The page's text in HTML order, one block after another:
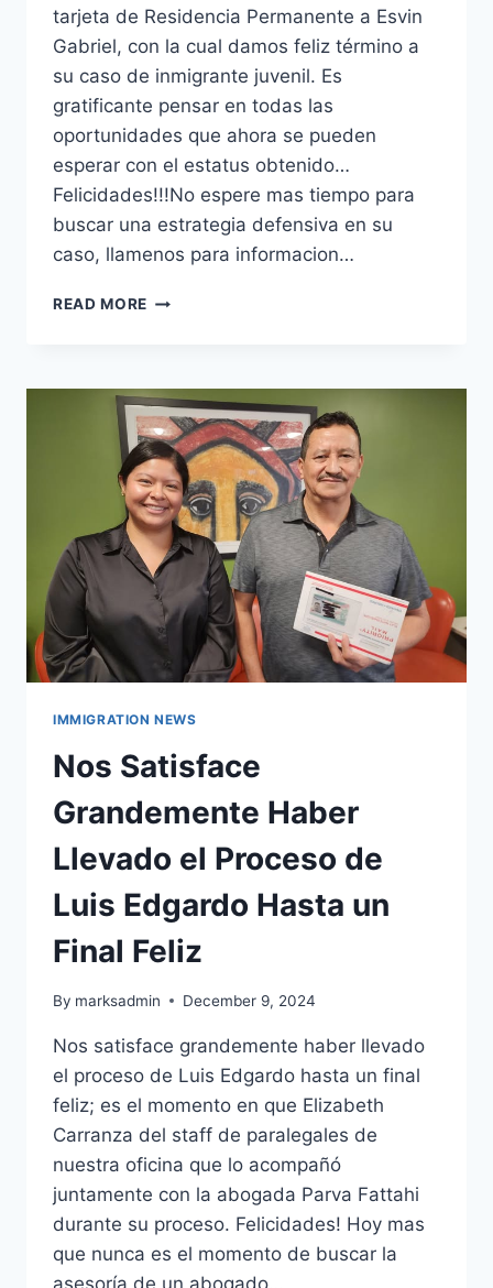
tarjeta de Residencia Permanente a Esvin
Gabriel, con la cual damos feliz término a
su caso de inmigrante juvenil. Es
gratificante pensar en todas las
oportunidades que ahora se pueden
esperar con el estatus obtenido…
Felicidades!!!No espere mas tiempo para
buscar una estrategia defensiva en su
caso, llamenos para informacion…
READ MORE
IMMIGRATION NEWS
Nos Satisface
Grandemente Haber
Llevado el Proceso de
Luis Edgardo Hasta un
Final Feliz
By marksadmin December 9, 2024
Nos satisface grandemente haber llevado
el proceso de Luis Edgardo hasta un final
feliz; es el momento en que Elizabeth
Carranza del staff de paralegales de
nuestra oficina que lo acompañó
juntamente con la abogada Parva Fattahi
durante su proceso. Felicidades! Hoy mas
que nunca es el momento de buscar la
asesoría de un abogado…